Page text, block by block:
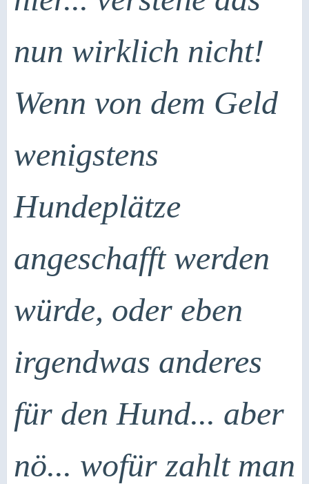
nun wirklich nicht!
Wenn von dem Geld
wenigstens
Hundeplätze
angeschafft werden
würde, oder eben
irgendwas anderes
für den Hund... aber
nö... wofür zahlt man